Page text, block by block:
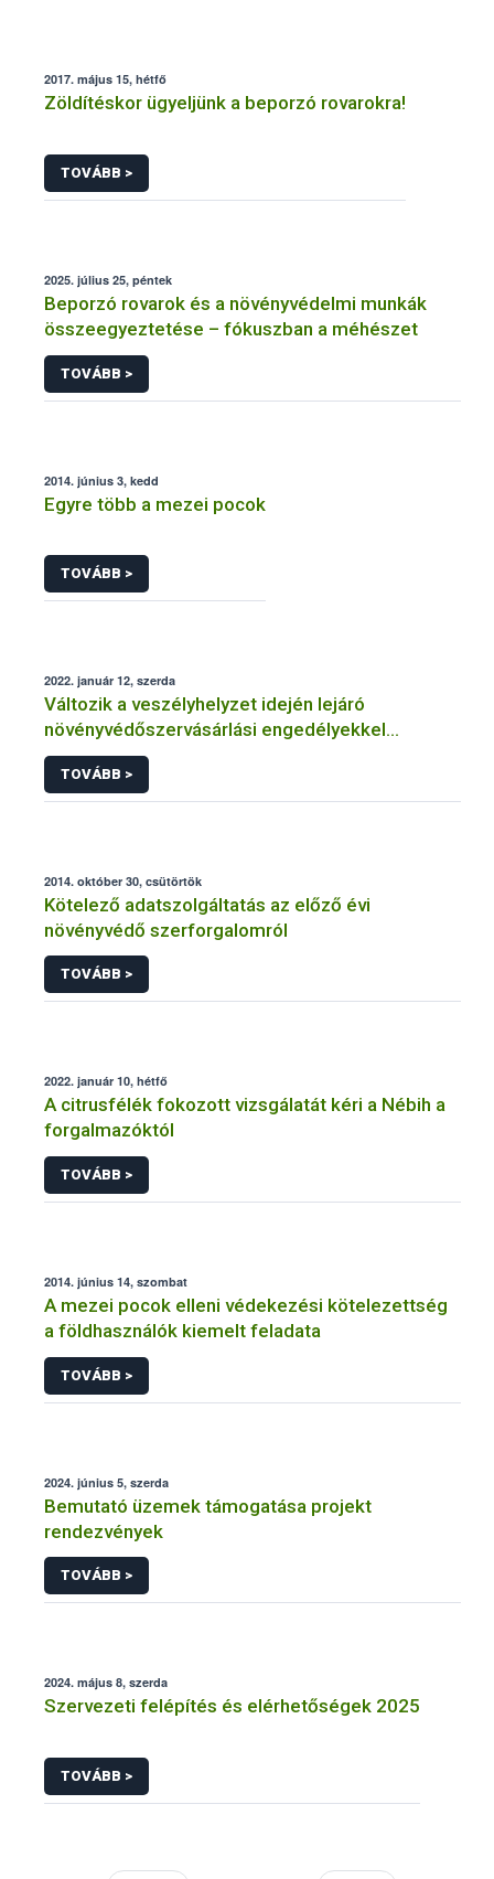
2017. május 15, hétfő
Zöldítéskor ügyeljünk a beporzó rovarokra!
TOVÁBB >
2025. július 25, péntek
Beporzó rovarok és a növényvédelmi munkák
összeegyeztetése – fókuszban a méhészet
TOVÁBB >
2014. június 3, kedd
Egyre több a mezei pocok
TOVÁBB >
2022. január 12, szerda
Változik a veszélyhelyzet idején lejáró
növényvédőszervásárlási engedélyekkel
kapcsolatos szabályozás
TOVÁBB >
2014. október 30, csütörtök
Kötelező adatszolgáltatás az előző évi
növényvédő szerforgalomról
TOVÁBB >
2022. január 10, hétfő
A citrusfélék fokozott vizsgálatát kéri a Nébih a
forgalmazóktól
TOVÁBB >
2014. június 14, szombat
A mezei pocok elleni védekezési kötelezettség
a földhasználók kiemelt feladata
TOVÁBB >
2024. június 5, szerda
Bemutató üzemek támogatása projekt
rendezvények
TOVÁBB >
2024. május 8, szerda
Szervezeti felépítés és elérhetőségek 2025
TOVÁBB >